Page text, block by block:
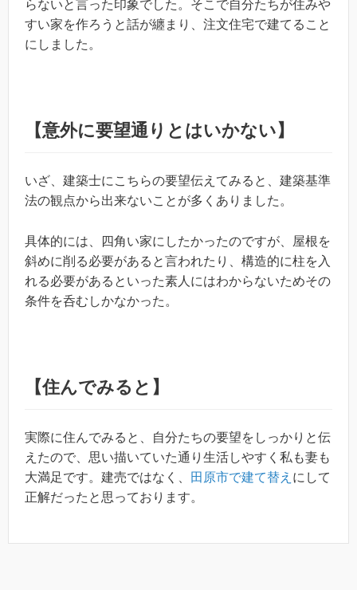
らないと言った印象でした。そこで自分たちが住みや
すい家を作ろうと話が纏まり、注文住宅で建てること
にしました。
【意外に要望通りとはいかない】
いざ、建築士にこちらの要望伝えてみると、建築基準
法の観点から出来ないことが多くありました。
具体的には、四角い家にしたかったのですが、屋根を
斜めに削る必要があると言われたり、構造的に柱を入
れる必要があるといった素人にはわからないためその
条件を呑むしかなかった。
【住んでみると】
実際に住んでみると、自分たちの要望をしっかりと伝
えたので、思い描いていた通り生活しやすく私も妻も
大満足です。建売ではなく、
田原市で建て替え にして
正解だったと思っております。